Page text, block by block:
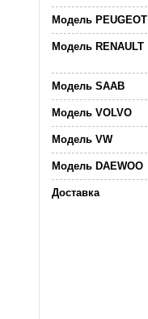
Модель PEUGEOT
Модель RENAULT
Модель SAAB
Модель VOLVO
Модель VW
Модель DAEWOO
Доставка